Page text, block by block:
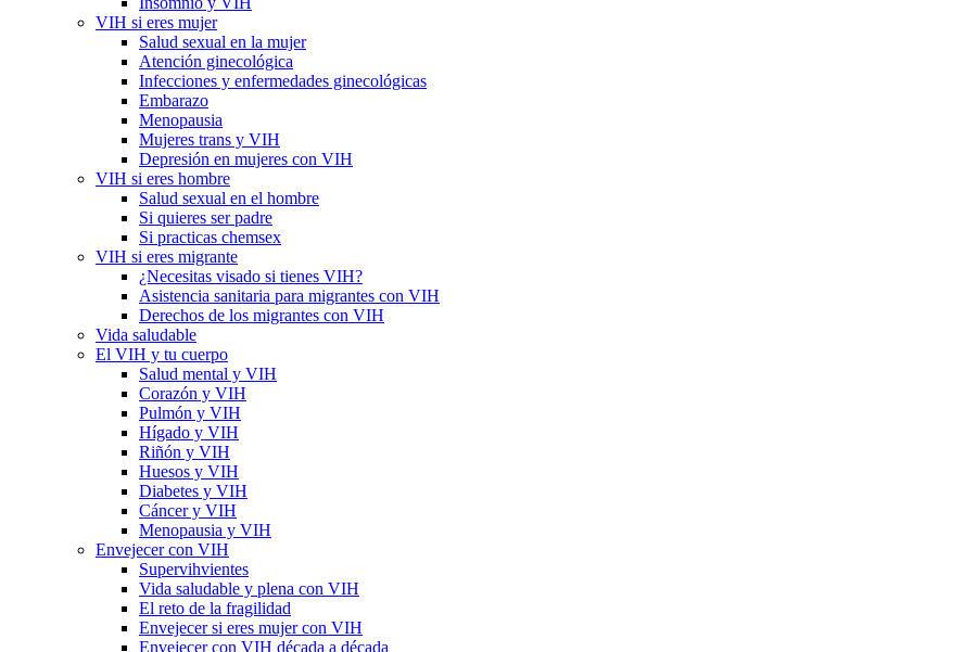
VIH si eres mujer
Salud sexual en la mujer
Atención ginecológica
Infecciones y enfermedades ginecológicas
Embarazo
Menopausia
Mujeres trans y VIH
Depresión en mujeres con VIH
VIH si eres hombre
Salud sexual en el hombre
Si quieres ser padre
Si practicas chemsex
VIH si eres migrante
¿Necesitas visado si tienes VIH?
Asistencia sanitaria para migrantes con VIH
Derechos de los migrantes con VIH
Vida saludable
El VIH y tu cuerpo
Salud mental y VIH
Corazón y VIH
Pulmón y VIH
Hígado y VIH
Riñón y VIH
Huesos y VIH
Diabetes y VIH
Cáncer y VIH
Menopausia y VIH
Envejecer con VIH
Supervihvientes
Vida saludable y plena con VIH
El reto de la fragilidad
Envejecer si eres mujer con VIH
Envejecer con VIH década a década